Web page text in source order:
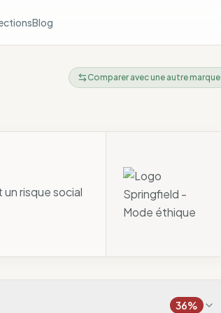
Blog
Comparer avec une autre marque
risque social
36%